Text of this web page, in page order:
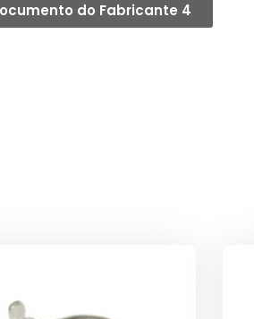
do Fabricante 4